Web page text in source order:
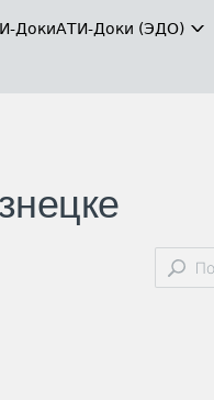
ДокиАТИ-Доки (ЭДО)